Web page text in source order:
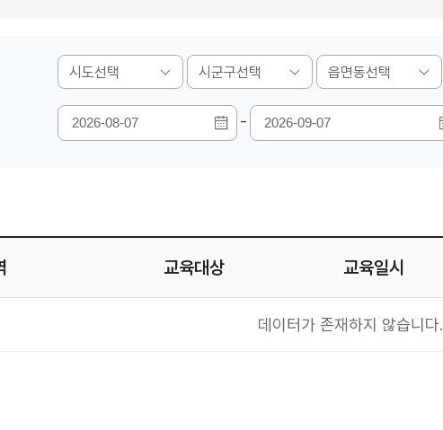
-
상, 교육일시 요육장소 정보를 제공하는 테이블입니다.
교육대상 교육일시
데이터가 존재하지 않습니다.